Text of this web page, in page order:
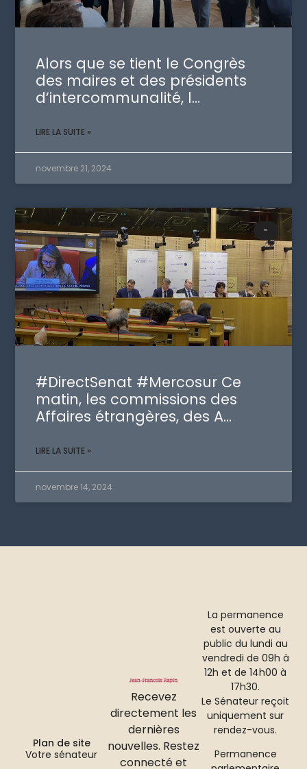
Alors que se tient le Congrès
des maires et des présidents
d’intercommunalité, l…
LIRE LA SUITE »
novembre 21, 2024
-
#DirectSenat #Mercosur Ce
matin, les commissions des
Affaires étrangères, des A…
LIRE LA SUITE »
novembre 14, 2024
Recevez
directement les
dernières
nouvelles. Restez
connecté et
La permanence
est ouverte au
public du lundi au
vendredi de 09h à
12h et de 14h00 à
17h30.
Le Sénateur reçoit
uniquement sur
rendez-vous.
Permanence
Plan de site
Votre sénateur